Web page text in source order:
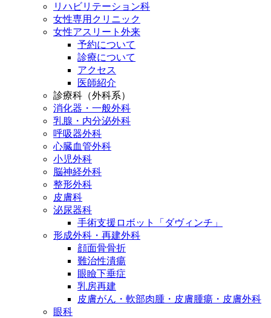
リハビリテーション科
女性専用クリニック
女性アスリート外来
予約について
診療について
アクセス
医師紹介
診療科（外科系）
消化器・一般外科
乳腺・内分泌外科
呼吸器外科
心臓血管外科
小児外科
脳神経外科
整形外科
皮膚科
泌尿器科
手術支援ロボット「ダヴィンチ」
形成外科・再建外科
顔面骨骨折
難治性潰瘍
眼瞼下垂症
乳房再建
皮膚がん・軟部肉腫・皮膚腫瘍・皮膚外科
眼科